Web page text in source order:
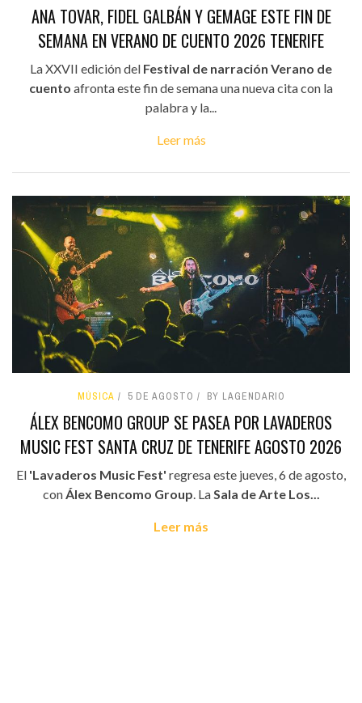
ANA TOVAR, FIDEL GALBÁN Y GEMAGE ESTE FIN DE
SEMANA EN VERANO DE CUENTO 2026 TENERIFE
La XXVII edición del Festival de narración Verano de
cuento afronta este fin de semana una nueva cita con la
palabra y la...
Leer más
MÚSICA 5 DE AGOSTO BY LAGENDARIO
ÁLEX BENCOMO GROUP SE PASEA POR LAVADEROS
MUSIC FEST SANTA CRUZ DE TENERIFE AGOSTO 2026
El 'Lavaderos Music Fest' regresa este jueves, 6 de agosto,
conÁlex Bencomo Group. LaSala de Arte Los...
Leer más